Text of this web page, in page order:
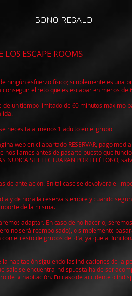
BONO REGALO
ROOMS
ningún esfuerzo físico; simplemente es una
el reto que es escapar en menos de
un tiempo limitado de 60 minutos máximo
necesita al menos 1 adulto en el grupo.
web en el apartado RESERVAR, pago
llames antes de pasarte puesto que
SE EFECTUARAN POR TELÉFONO,
de antelación. En tal caso se devolverá el
y de hora la reserva siempre y cuando
de la misma.
adaptar. En caso de no hacerlo,
no será reembolsado), o simplemente
el resto de grupos del día, ya que al
habitación siguiendo las indicaciones de la
se encuentra indispuesta ha de ser
de la habitación. En caso de accidente o